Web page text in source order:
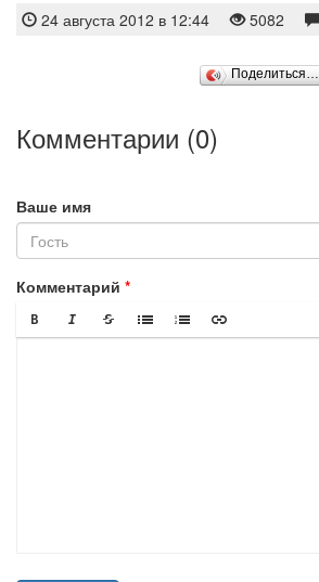
24 августа 2012 в 12:44
5082
Поделиться…
Комментарии (0)
Ваше имя
Комментарий